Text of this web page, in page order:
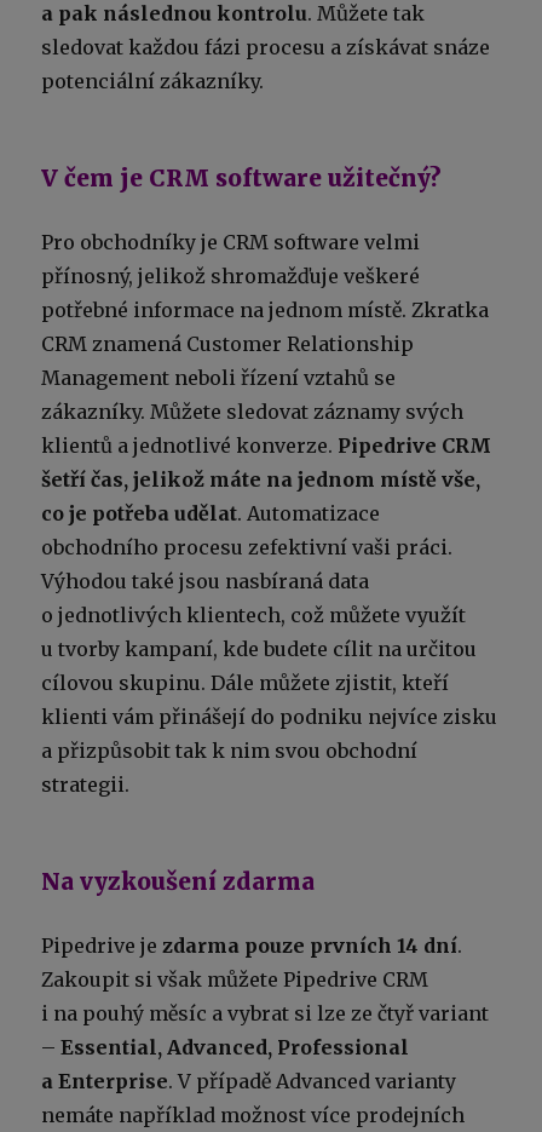
a pak následnou kontrolu. Můžete tak
sledovat každou fázi procesu a získávat snáze
potenciální zákazníky.
V čem je CRM software užitečný?
Pro obchodníky je CRM software velmi
přínosný, jelikož shromažďuje veškeré
potřebné informace na jednom místě. Zkratka
CRM znamená Customer Relationship
Management neboli řízení vztahů se
zákazníky. Můžete sledovat záznamy svých
klientů a jednotlivé konverze. Pipedrive CRM
šetří čas, jelikož máte na jednom místě vše,
co je potřeba udělat. Automatizace
obchodního procesu zefektivní vaši práci.
Výhodou také jsou nasbíraná data
o jednotlivých klientech, což můžete využít
u tvorby kampaní, kde budete cílit na určitou
cílovou skupinu. Dále můžete zjistit, kteří
klienti vám přinášejí do podniku nejvíce zisku
a přizpůsobit tak k nim svou obchodní
strategii.
Na vyzkoušení zdarma
Pipedrive jezdarma pouze prvních 14 dní.
Zakoupit si však můžete Pipedrive CRM
i na pouhý měsíc a vybrat si lze ze čtyř variant
–Essential, Advanced, Professional
a Enterprise. V případě Advanced varianty
nemáte například možnost více prodejních